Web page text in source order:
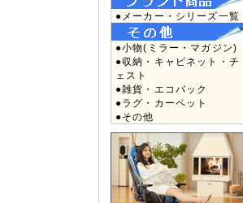
●メーカー・シリーズ一覧
●小物(ミラー・マガジン)
●収納・キャビネット・チ
ェスト
●雑貨・エコバック
●ラグ・カーペット
●その他